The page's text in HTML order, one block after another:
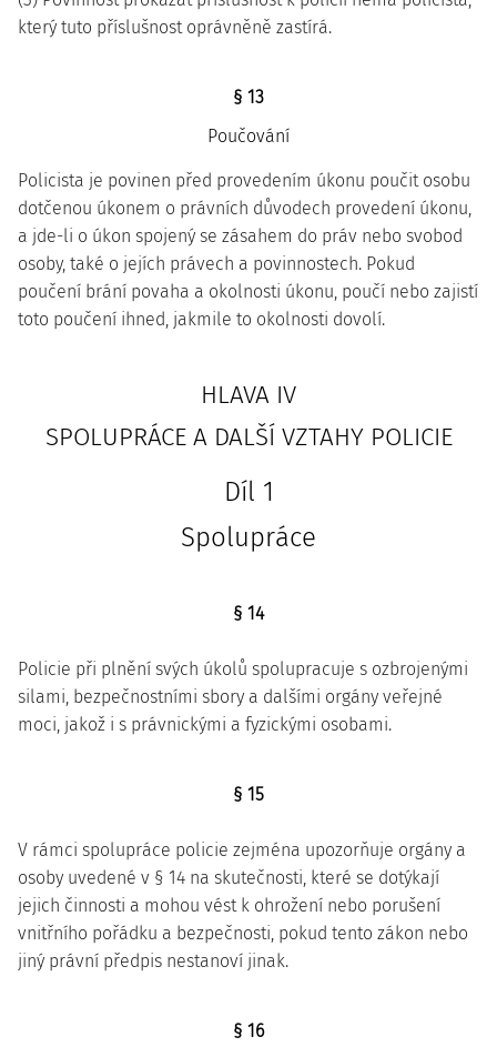
který tuto příslušnost oprávněně zastírá.
§ 13
Poučování
Policista je povinen před provedením úkonu poučit osobu
dotčenou úkonem o právních důvodech provedení úkonu,
a jde-li o úkon spojený se zásahem do práv nebo svobod
osoby, také o jejích právech a povinnostech. Pokud
poučení brání povaha a okolnosti úkonu, poučí nebo zajistí
toto poučení ihned, jakmile to okolnosti dovolí.
HLAVA IV
SPOLUPRÁCE A DALŠÍ VZTAHY POLICIE
Díl 1
Spolupráce
§ 14
Policie při plnění svých úkolů spolupracuje s ozbrojenými
silami, bezpečnostními sbory a dalšími orgány veřejné
moci, jakož i s právnickými a fyzickými osobami.
§ 15
V rámci spolupráce policie zejména upozorňuje orgány a
osoby uvedené v § 14 na skutečnosti, které se dotýkají
jejich činnosti a mohou vést k ohrožení nebo porušení
vnitřního pořádku a bezpečnosti, pokud tento zákon nebo
jiný právní předpis nestanoví jinak.
§ 16